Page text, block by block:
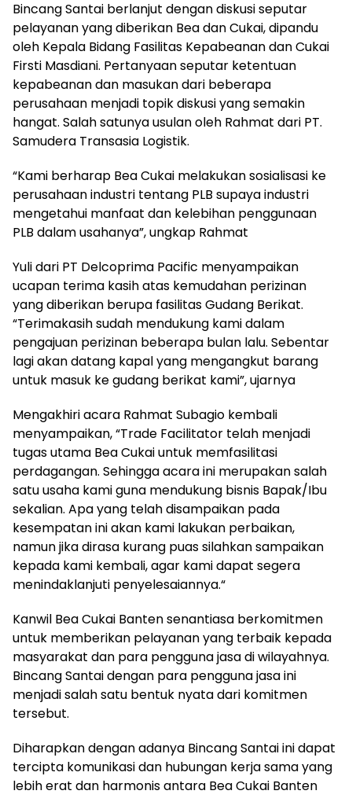
Bincang Santai berlanjut dengan diskusi seputar
pelayanan yang diberikan Bea dan Cukai, dipandu
oleh Kepala Bidang Fasilitas Kepabeanan dan Cukai
Firsti Masdiani. Pertanyaan seputar ketentuan
kepabeanan dan masukan dari beberapa
perusahaan menjadi topik diskusi yang semakin
hangat. Salah satunya usulan oleh Rahmat dari PT.
Samudera Transasia Logistik.
“Kami berharap Bea Cukai melakukan sosialisasi ke
perusahaan industri tentang PLB supaya industri
mengetahui manfaat dan kelebihan penggunaan
PLB dalam usahanya”, ungkap Rahmat
Yuli dari PT Delcoprima Pacific menyampaikan
ucapan terima kasih atas kemudahan perizinan
yang diberikan berupa fasilitas Gudang Berikat.
“Terimakasih sudah mendukung kami dalam
pengajuan perizinan beberapa bulan lalu. Sebentar
lagi akan datang kapal yang mengangkut barang
untuk masuk ke gudang berikat kami”, ujarnya
Mengakhiri acara Rahmat Subagio kembali
menyampaikan, “Trade Facilitator telah menjadi
tugas utama Bea Cukai untuk memfasilitasi
perdagangan. Sehingga acara ini merupakan salah
satu usaha kami guna mendukung bisnis Bapak/Ibu
sekalian. Apa yang telah disampaikan pada
kesempatan ini akan kami lakukan perbaikan,
namun jika dirasa kurang puas silahkan sampaikan
kepada kami kembali, agar kami dapat segera
menindaklanjuti penyelesaiannya.“
Kanwil Bea Cukai Banten senantiasa berkomitmen
untuk memberikan pelayanan yang terbaik kepada
masyarakat dan para pengguna jasa di wilayahnya.
Bincang Santai dengan para pengguna jasa ini
menjadi salah satu bentuk nyata dari komitmen
tersebut.
Diharapkan dengan adanya Bincang Santai ini dapat
tercipta komunikasi dan hubungan kerja sama yang
lebih erat dan harmonis antara Bea Cukai Banten